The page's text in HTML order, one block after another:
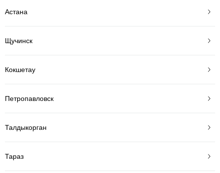
Астана
Щучинск
Кокшетау
Петропавловск
Талдыкорган
Тараз